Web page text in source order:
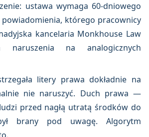
ustawa wymaga 60-dniowego
którego pracownicy
kancelaria Monkhouse Law
naruszenia na analogicznych
litery prawa dokładnie na
nie naruszyć. Duch prawa —
przed nagłą utratą środków do
brany pod uwagę. Algorytm